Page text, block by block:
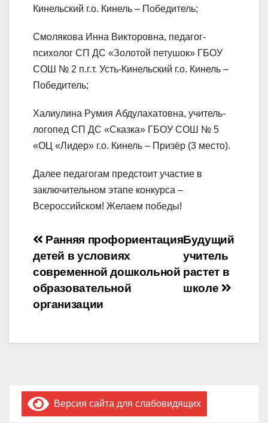
Кинельский г.о. Кинель – Победитель;
Смолякова Инна Викторовна, педагог-
психолог СП ДС «Золотой петушок» ГБОУ
СОШ № 2 п.г.т. Усть-Кинельский г.о. Кинель –
Победитель;
Халиулина Румия Абдулахатовна, учитель-
логопед СП ДС «Сказка» ГБОУ СОШ № 5
«ОЦ «Лидер» г.о. Кинель – Призёр (3 место).
Далее педагогам предстоит участие в
заключительном этапе конкурса –
Всероссийском! Желаем победы!
Навигация
по
записям
Будущий
учитель
растет в
школе
Ранняя профориентация
детей в условиях
современной дошкольной
образовательной
организации
Версия сайта для слабовидящих